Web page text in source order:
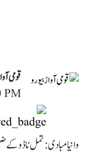
قومی
PM
وانیامبادی: تمل ناڈو کے